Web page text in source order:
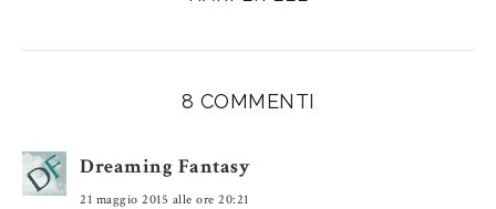
s
a
o
8 COMMENTI
Dreaming Fantasy
21 maggio 2015 alle ore 20:21